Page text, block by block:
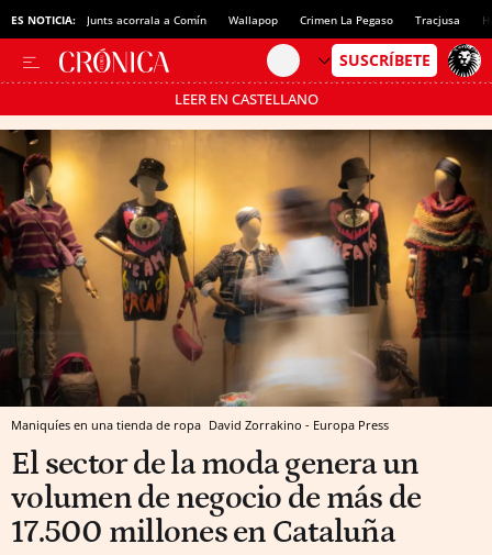
ES NOTICIA: Junts acorrala a Comín Wallapop Crimen La Pegaso Tracjusa
LEER EN CASTELLANO
Pásate al MODO AHORRO
Maniquíes en una tienda de ropa David Zorrakino - Europa Press
El sector de la moda genera un
volumen de negocio de más de
17.500 millones en Cataluña